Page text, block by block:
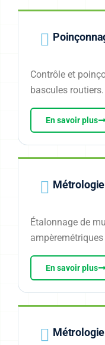
Contrôle et
bascules routiers.
En savoir plus
Étalonnage de
En savoir plus